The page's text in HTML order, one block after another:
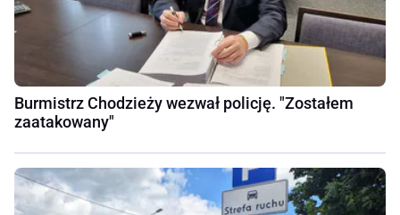
Burmistrz Chodzieży wezwał policję. "Zostałem
zaatakowany"